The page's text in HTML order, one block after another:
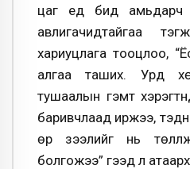
цаг үед бид
авлигачидтайгаа
хариуцлага тооцлоо,
алгаа таших. Урд
тушаалын гэмт
баривчлаад иржээ,
өр зээлийг нь
болгожээ” гээд л